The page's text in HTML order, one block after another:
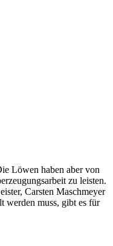
Löwen haben aber von
zu leisten.
Carsten Maschmeyer
werden muss, gibt es für